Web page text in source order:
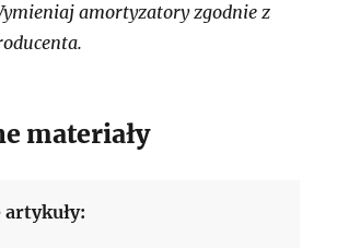
amortyzatory zgodnie z
materiały
artykuły: